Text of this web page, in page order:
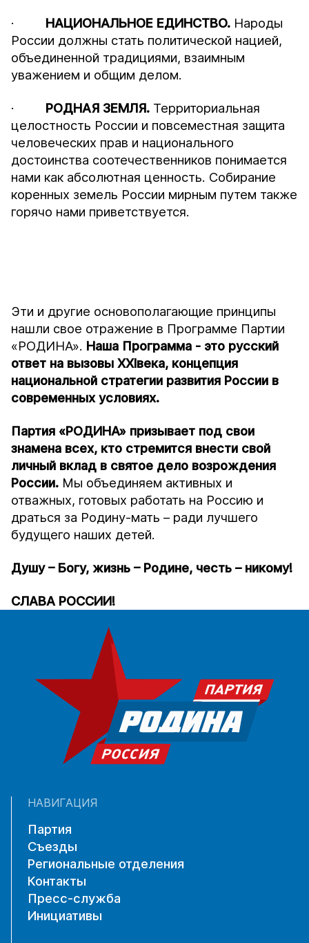
· НАЦИОНАЛЬНОЕ ЕДИНСТВО. Народы
России должны стать политической нацией,
объединенной традициями, взаимным
уважением и общим делом.
· РОДНАЯ ЗЕМЛЯ. Территориальная
целостность России и повсеместная защита
человеческих прав и национального
достоинства соотечественников понимается
нами как абсолютная ценность. Собирание
коренных земель России мирным путем также
горячо нами приветствуется.
Эти и другие основополагающие принципы
нашли свое отражение в Программе Партии
«РОДИНА». Наша Программа - это русский
ответ на вызовы XXIвека, концепция
национальной стратегии развития России в
современных условиях.
Партия «РОДИНА» призывает под свои
знамена всех, кто стремится внести свой
личный вклад в святое дело возрождения
России. Мы объединяем активных и
отважных, готовых работать на Россию и
драться за Родину-мать – ради лучшего
будущего наших детей.
Душу – Богу, жизнь – Родине, честь – никому!
СЛАВА РОССИИ!
НАВИГАЦИЯ
Партия
Съезды
Региональные отделения
Контакты
Пресс-служба
Инициативы